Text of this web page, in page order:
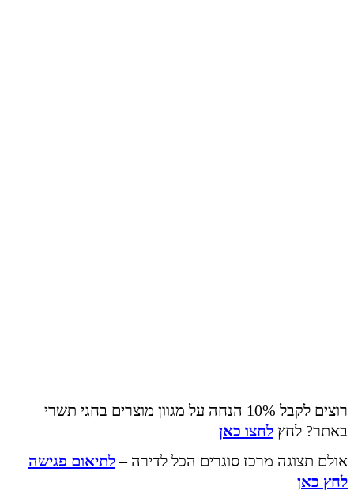
רוצים לקבל 10% הנחה על מגוון מוצרים בחגי תשרי
באתר? לחץ לחצו כאן
אולם תצוגה מרכז סוגרים הכל לדירה –לתיאום פגישה
לחץ כאן